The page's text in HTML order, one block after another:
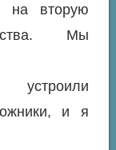
на вторую
Мы
и я